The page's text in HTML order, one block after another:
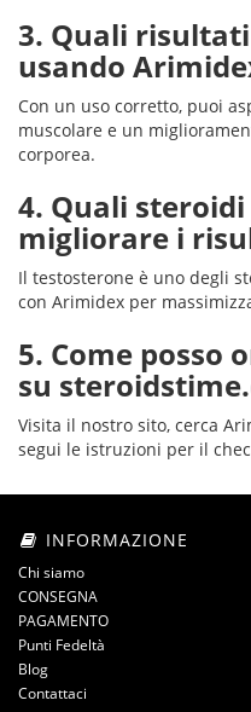
3. Quali
usando
Con un uso corretto, puoi
muscolare e un
corporea.
4. Quali
migliorare i
Il testosterone è uno degli
con Arimidex per
5. Come posso
su
Visita il nostro sito, cerca
segui le istruzioni per il
INFORMAZIONE
Chi siamo
CONSEGNA
PAGAMENTO
Punti Fedeltà
Blog
Contattaci